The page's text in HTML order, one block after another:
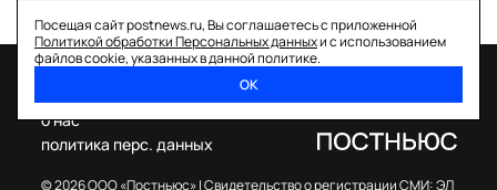
Посещая сайт postnews.ru, Вы соглашаетесь с приложенной
Политикой обработки Персональных данныхи с использованием
файлов cookie, указанных в данной политике.
ОК
© 2026 ООО «Постньюс» |Свидетельство о регистрации СМИ: ЭЛ
о нас
политика перс. данных